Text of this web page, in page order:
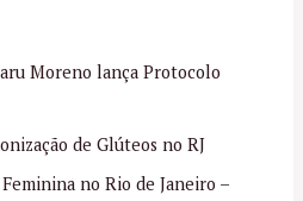
Moreno lança Protocolo
de Glúteos no RJ
no Rio de Janeiro –